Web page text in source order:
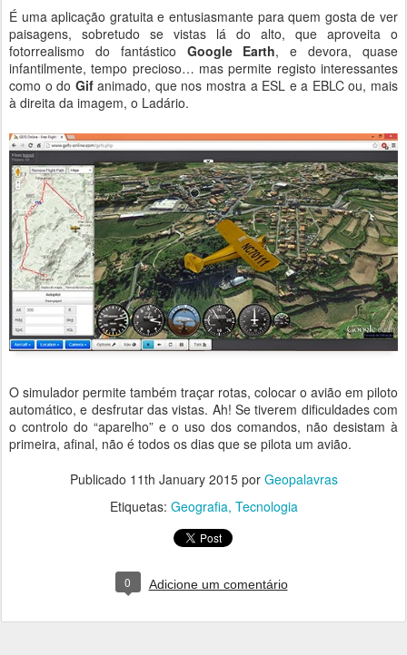
É uma aplicação gratuita e entusiasmante para quem gosta de ver
paisagens, sobretudo se vistas lá do alto, que aproveita o
fotorrealismo do fantástico Google Earth, e devora, quase
infantilmente, tempo precioso… mas permite registo interessantes
como o do Gifanimado, que nos mostra a ESL e a EBLC ou, mais
à direita da imagem, o Ladário.
O simulador permite também traçar rotas, colocar o avião em piloto
automático, e desfrutar das vistas. Ah! Se tiverem dificuldades com
o controlo do “aparelho” e o uso dos comandos, não desistam à
primeira, afinal, não é todos os dias que se pilota um avião.
Publicado 11th January 2015por Geopalavras
Etiquetas: Geografia Tecnologia
0 Adicione um comentário